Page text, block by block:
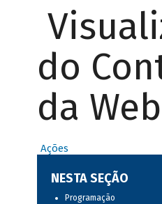
do
da Web
Ações
NESTA SEÇÃO
Programação